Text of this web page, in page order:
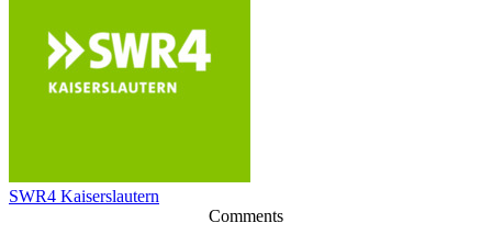
SWR4 Kaiserslautern
Comments